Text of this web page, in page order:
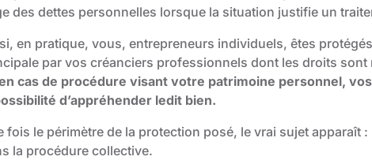
des dettes personnelles lorsque la situation justifie un
en pratique, vous, entrepreneurs individuels, êtes
par vos créanciers professionnels dont les droits sont
cas de procédure visant votre patrimoine personnel,
d’appréhender ledit bien.
fois le périmètre de la protection posé, le vrai sujet apparaît
la procédure collective.